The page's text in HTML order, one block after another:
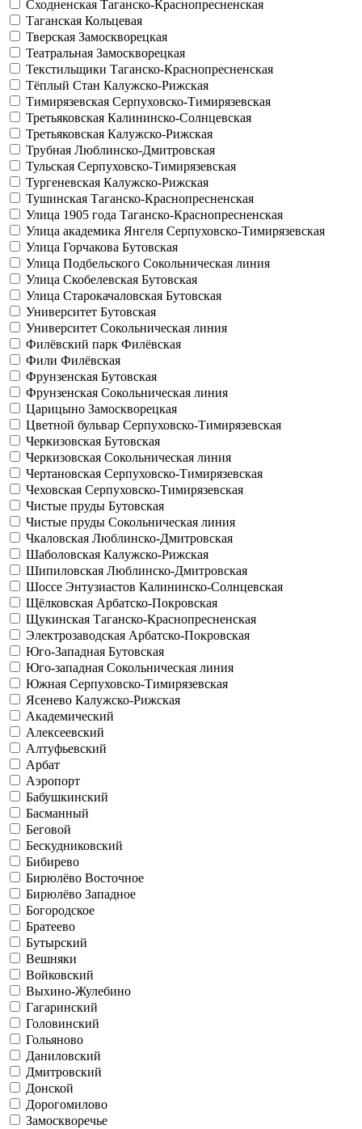
Сходненская Таганско-Краснопресненская
Таганская Кольцевая
Тверская Замоскворецкая
Театральная Замоскворецкая
Текстильщики Таганско-Краснопресненская
Тёплый Стан Калужско-Рижская
Тимирязевская Серпуховско-Тимирязевская
Третьяковская Калининско-Солнцевская
Третьяковская Калужско-Рижская
Трубная Люблинско-Дмитровская
Тульская Серпуховско-Тимирязевская
Тургеневская Калужско-Рижская
Тушинская Таганско-Краснопресненская
Улица 1905 года Таганско-Краснопресненская
Улица академика Янгеля Серпуховско-Тимирязевская
Улица Горчакова Бутовская
Улица Подбельского Сокольническая линия
Улица Скобелевская Бутовская
Улица Старокачаловская Бутовская
Университет Бутовская
Университет Сокольническая линия
Филёвский парк Филёвская
Фили Филёвская
Фрунзенская Бутовская
Фрунзенская Сокольническая линия
Царицыно Замоскворецкая
Цветной бульвар Серпуховско-Тимирязевская
Черкизовская Бутовская
Черкизовская Сокольническая линия
Чертановская Серпуховско-Тимирязевская
Чеховская Серпуховско-Тимирязевская
Чистые пруды Бутовская
Чистые пруды Сокольническая линия
Чкаловская Люблинско-Дмитровская
Шаболовская Калужско-Рижская
Шипиловская Люблинско-Дмитровская
Шоссе Энтузиастов Калининско-Солнцевская
Щёлковская Арбатско-Покровская
Щукинская Таганско-Краснопресненская
Электрозаводская Арбатско-Покровская
Юго-Западная Бутовская
Юго-западная Сокольническая линия
Южная Серпуховско-Тимирязевская
Ясенево Калужско-Рижская
Академический
Алексеевский
Алтуфьевский
Арбат
Аэропорт
Бабушкинский
Басманный
Беговой
Бескудниковский
Бибирево
Бирюлёво Восточное
Бирюлёво Западное
Богородское
Братеево
Бутырский
Вешняки
Войковский
Выхино-Жулебино
Гагаринский
Головинский
Гольяново
Даниловский
Дмитровский
Донской
Дорогомилово
Замоскворечье